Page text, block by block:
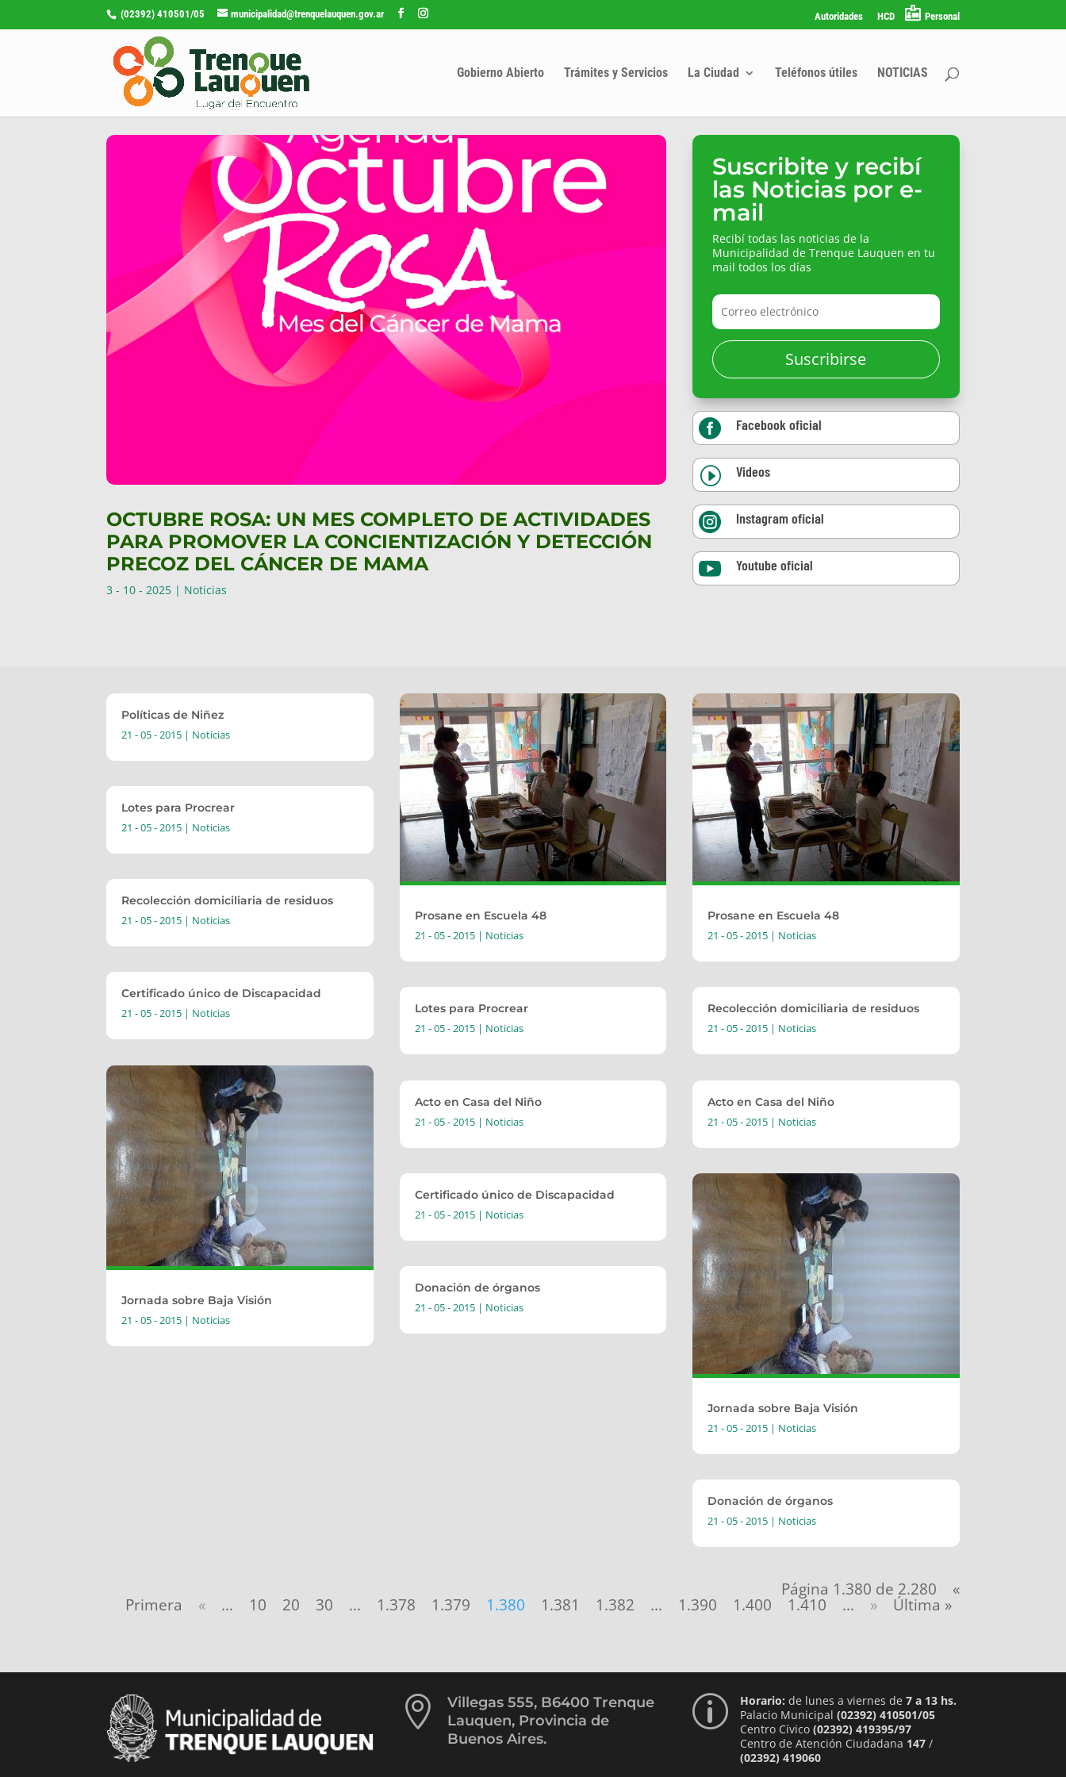
(02392) 410501/05 municipalidad@trenquelauquen.gov.ar Autoridades HCD Personal
Gobierno Abierto Trámites y Servicios La Ciudad Teléfonos útiles NOTICIAS
OCTUBRE ROSA: UN MES COMPLETO DE ACTIVIDADES
PARA PROMOVER LA CONCIENTIZACIÓN Y DETECCIÓN
PRECOZ DEL CÁNCER DE MAMA
3 - 10 - 2025 | Noticias
Suscribite y recibí
las Noticias por e-
mail
Recibí todas las noticias de la
Municipalidad de Trenque Lauquen en tu
mail todos los días
Suscribirse
 Facebook oficial
I Videos
 Instagram oficial
 Youtube oficial
Políticas de Niñez
21 - 05 - 2015 | Noticias
Lotes para Procrear
21 - 05 - 2015 | Noticias
Recolección domiciliaria de residuos
21 - 05 - 2015 | Noticias
Certificado único de Discapacidad
21 - 05 - 2015 | Noticias
Jornada sobre Baja Visión
21 - 05 - 2015 | Noticias
Prosane en Escuela 48
21 - 05 - 2015| Noticias
Lotes para Procrear
21 - 05 - 2015| Noticias
Acto en Casa del Niño
21 - 05 - 2015| Noticias
Certificado único de Discapacidad
21 - 05 - 2015| Noticias
Donación de órganos
21 - 05 - 2015| Noticias
Prosane en Escuela 48
21 - 05 - 2015| Noticias
Recolección domiciliaria de residuos
21 - 05 - 2015| Noticias
Acto en Casa del Niño
21 - 05 - 2015| Noticias
Jornada sobre Baja Visión
21 - 05 - 2015| Noticias
Donación de órganos
21 - 05 - 2015| Noticias
Página 1.380 de 2.280 «
Primera « ... 10 20 30 ... 1.378 1.379 1.380 1.381 1.382 ... 1.390 1.400 1.410 ... » Última »

Villegas 555, B6400 Trenque
Lauquen, Provincia de
Buenos Aires.
p Horario: de lunes a viernes de 7 a 13 hs.
Palacio Municipal (02392) 410501/05
Centro Cívico (02392) 419395/97
Centro de Atención Ciudadana 147/
(02392) 419060